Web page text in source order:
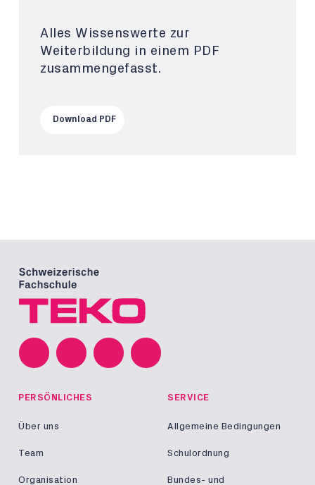
Alles Wissenswerte zur
Weiterbildung in einem PDF
zusammengefasst.
Download PDF
PERSÖNLICHES
Über uns
Team
Organisation
SERVICE
Allgemeine Bedingungen
Schulordnung
Bundes- und